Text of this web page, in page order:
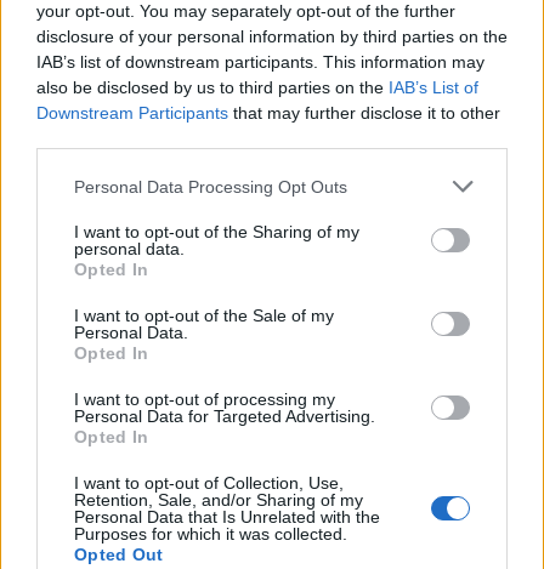
your opt-out. You may separately opt-out of the further
disclosure of your personal information by third parties on the
IAB’s list of downstream participants. This information may
also be disclosed by us to third parties on the IAB’s List of
Downstream Participants that may further disclose it to other
Personal Data Processing Opt Outs
I want to opt-out of the Sharing of my
personal data.
Opted In
I want to opt-out of the Sale of my
Personal Data.
Opted In
I want to opt-out of processing my
Personal Data for Targeted Advertising.
Opted In
I want to opt-out of Collection, Use,
Retention, Sale, and/or Sharing of my
Personal Data that Is Unrelated with the
Purposes for which it was collected.
Opted Out
Power bank στο αεροπλάνο: Το λάθος που
κάνουν πολλοί πριν δώσουν τη βαλίτσα
To power bank είναι ένα από τα αντικείμενα που θεωρούνται
απαραίτητα σε κάθε ταξίδι και μπαίνει στη βαλίτσα των
ταξιδιωτών χωρίς δεύτερη σκέψη. Ωστόσο, αυτό που πολλοί δεν
υπάρχουν συγκεκριμένοι κανόνες και το power bank πρέπει να
μένει αποκλειστικά και μόνο στη χειραποσκευή που ταξιδεύει μαζί
παραδίδεται για το αμπάρι.
NEWSROOM/08 Αυγ 2026